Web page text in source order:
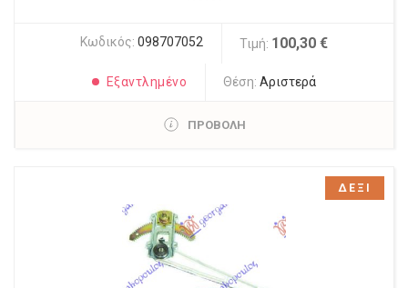
Κωδικός: 098707052 Τιμή: 100,30 €
Εξαντλημένο Θέση:Αριστερά
ΠΡΟΒΟΛΗ
ΔΕΞΙ